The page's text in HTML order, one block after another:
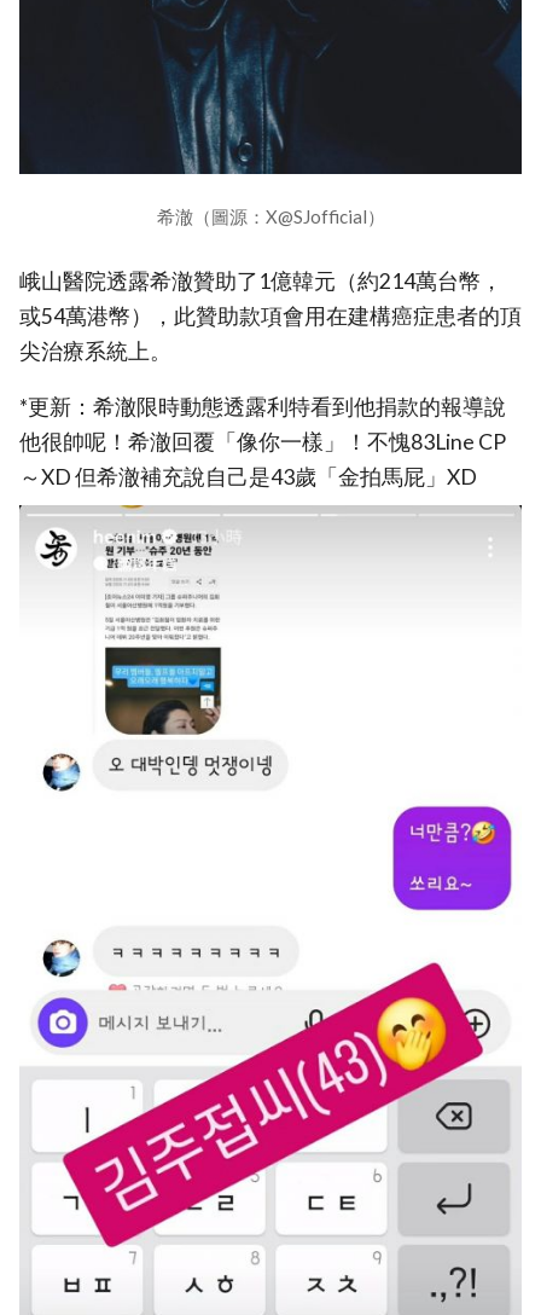
希澈（圖源：X@SJofficial）
峨山醫院透露希澈贊助了1億韓元（約214萬台幣，
或54萬港幣），此贊助款項會用在建構癌症患者的頂
尖治療系統上。
*更新：希澈限時動態透露利特看到他‎捐款的報導說
他很帥呢！希澈回覆「像你一樣」！不愧83Line CP
～XD 但希澈補充說自己是43歲「金拍馬屁」XD